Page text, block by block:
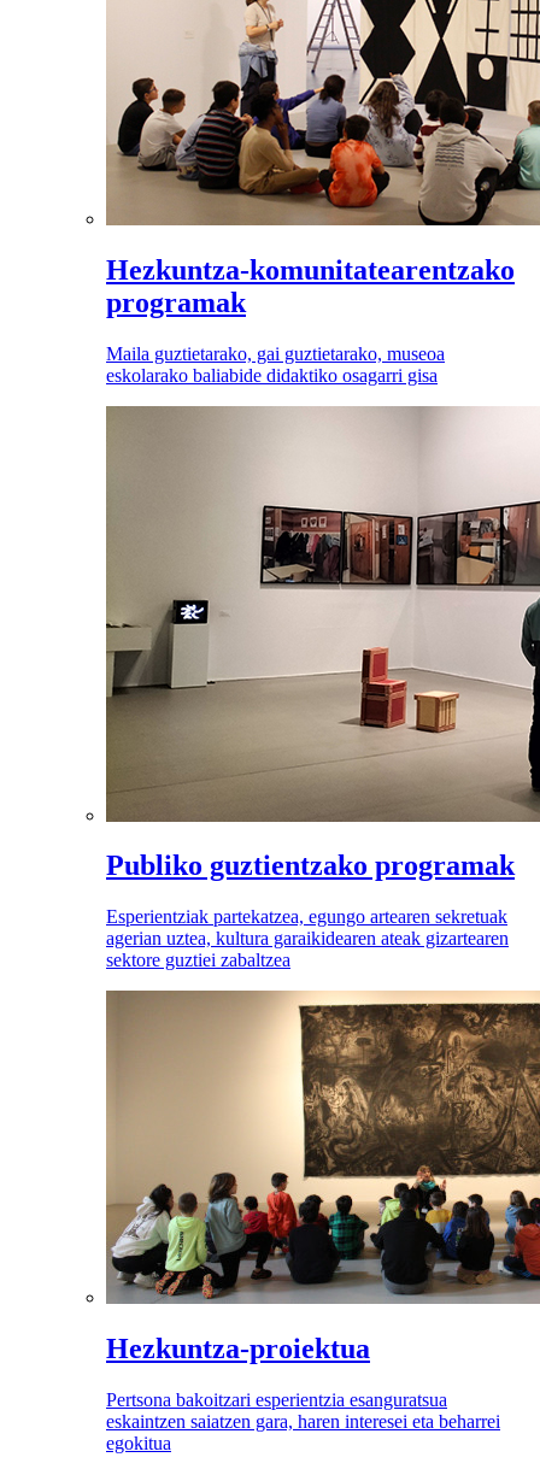
Hezkuntza-komunitatearentzako
programak
Maila guztietarako, gai guztietarako, museoa
eskolarako baliabide didaktiko osagarri gisa
Publiko guztientzako programak
Esperientziak partekatzea, egungo artearen sekretuak
agerian uztea, kultura garaikidearen ateak gizartearen
sektore guztiei zabaltzea
Hezkuntza-proiektua
Pertsona bakoitzari esperientzia esanguratsua
eskaintzen saiatzen gara, haren interesei eta beharrei
egokitua